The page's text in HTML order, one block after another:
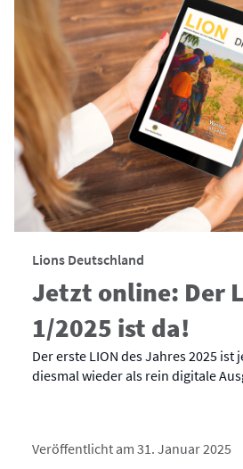
Lions Deutschland
Jetzt online: Der
1/2025 ist da!
Der erste LION des Jahres 2025 ist
diesmal wieder als rein digitale
Veröffentlicht am 31. Januar 2025